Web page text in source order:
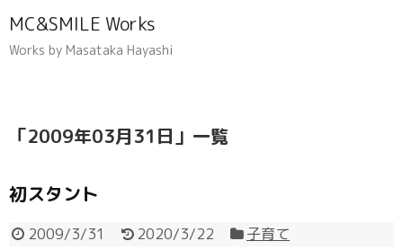
MC&SMILE Works
Works by Masataka Hayashi
「2009年03月31日 」 一覧
初スタント
2009/3/31 2020/3/22 子育て